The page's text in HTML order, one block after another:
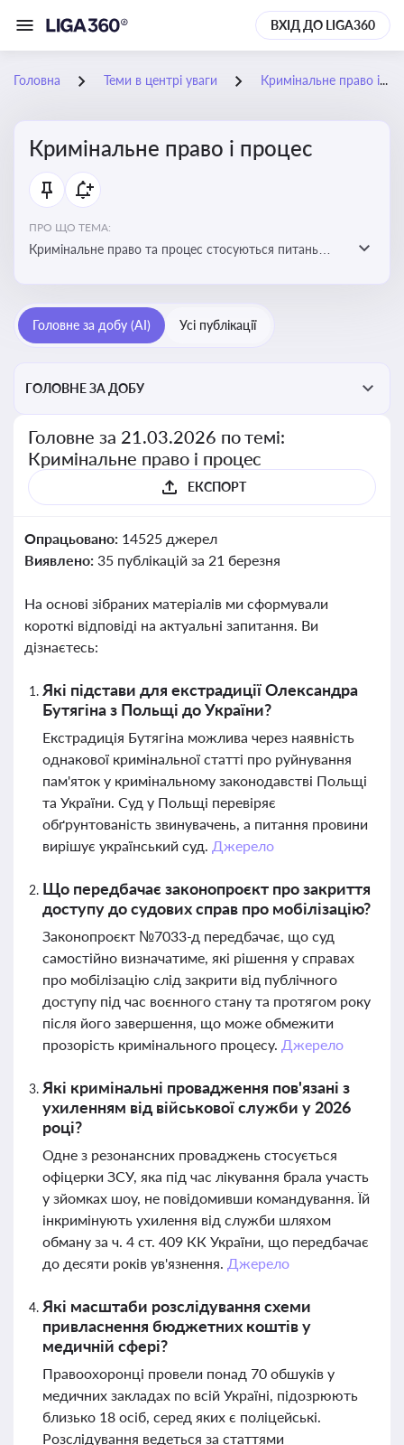
ВХІД ДО LIGA360
Головна Теми в центрі уваги Кримінальне право і процес
Кримінальне право і процес
ПРО ЩО ТЕМА:
Кримінальне право та процес стосуються питань
Головне за добу (AI) Усі публікації
ГОЛОВНЕ ЗА ДОБУ
Головне за 21.03.2026 по темі:
Кримінальне право і процес
ЕКСПОРТ
Опрацьовано: 14525 джерел
Виявлено: 35 публікацій за 21 березня
На основі зібраних матеріалів ми сформували
короткі відповіді на актуальні запитання. Ви
дізнаєтесь:
Які підстави для екстрадиції Олександра
Бутягіна з Польщі до України?
Екстрадиція Бутягіна можлива через наявність
однакової кримінальної статті про руйнування
пам'яток у кримінальному законодавстві Польщі
та України. Суд у Польщі перевіряє
обґрунтованість звинувачень, а питання провини
вирішує український суд. Джерело
Що передбачає законопроєкт про закриття
доступу до судових справ про мобілізацію?
Законопроєкт №7033-д передбачає, що суд
самостійно визначатиме, які рішення у справах
про мобілізацію слід закрити від публічного
доступу під час воєнного стану та протягом року
після його завершення, що може обмежити
прозорість кримінального процесу. Джерело
Які кримінальні провадження пов'язані з
ухиленням від військової служби у 2026
році?
Одне з резонансних проваджень стосується
офіцерки ЗСУ, яка під час лікування брала участь
у зйомках шоу, не повідомивши командування. Їй
інкримінують ухилення від служби шляхом
обману за ч. 4 ст. 409 КК України, що передбачає
до десяти років ув'язнення. Джерело
Які масштаби розслідування схеми
привласнення бюджетних коштів у
медичній сфері?
Правоохоронці провели понад 70 обшуків у
медичних закладах по всій Україні, підозрюють
близько 18 осіб, серед яких є поліцейські.
Розслідування ведеться за статтями